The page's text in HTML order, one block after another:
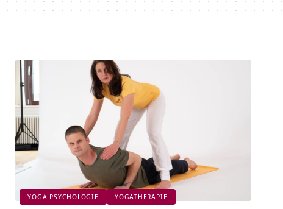
YOGA PSYCHOLOGIE YOGATHERAPIE